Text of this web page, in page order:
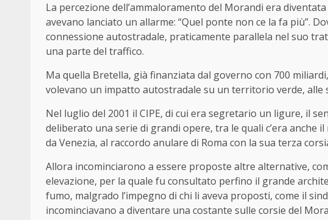
La percezione dell’ammaloramento del Morandi era
avevano lanciato un allarme: “Quel ponte non ce la fa più”.
connessione autostradale, praticamente parallela nel suo
una parte del traffico.
Ma quella Bretella, già finanziata dal governo con 700
volevano un impatto autostradale su un territorio verde, alle
Nel luglio del 2001 il CIPE, di cui era segretario un ligure, il
deliberato una serie di grandi opere, tra le quali c’era anche
da Venezia, al raccordo anulare di Roma con la sua terza
Allora incominciarono a essere proposte altre alternative,
elevazione, per la quale fu consultato perfino il grande
fumo, malgrado l’impegno di chi li aveva proposti, come il
incominciavano a diventare una costante sulle corsie del